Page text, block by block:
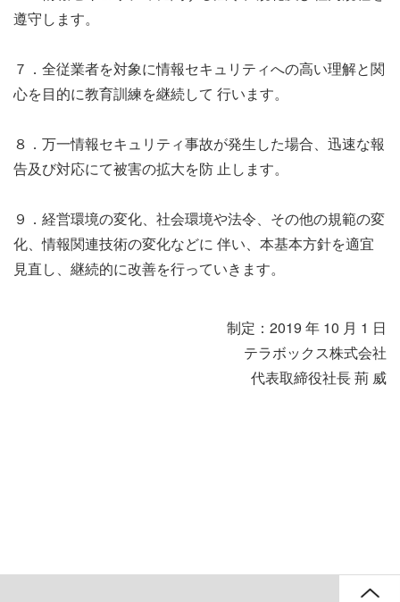
遵守します。
７．全従業者を対象に情報セキュリティへの高い理解と関
心を目的に教育訓練を継続して 行います。
８．万一情報セキュリティ事故が発生した場合、迅速な報
告及び対応にて被害の拡大を防 止します。
９．経営環境の変化、社会環境や法令、その他の規範の変
化、情報関連技術の変化などに 伴い、本基本方針を適宜
見直し、継続的に改善を行っていきます。
制定：2019 年 10 月 1 日
テラボックス株式会社
代表取締役社長 荊 威